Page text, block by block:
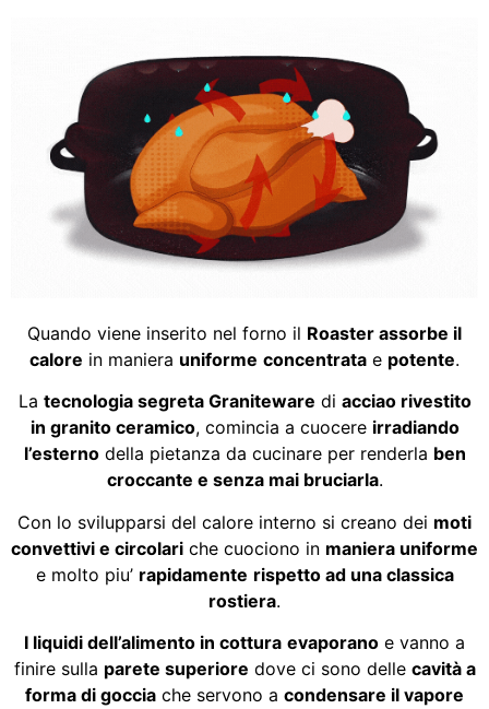
Quando viene inserito nel forno il Roaster assorbe il
calore in maniera uniforme concentrata e potente.
La tecnologia segreta Graniteware di acciao rivestito
in granito ceramico, comincia a cuocere irradiando
l’esternodella pietanza da cucinare per renderla ben
croccante e senza mai bruciarla.
Con lo svilupparsi del calore interno si creano dei moti
convettivi e circolari che cuociono in maniera uniforme
e molto piu’ rapidamente rispetto ad una classica
rostiera.
I liquidi dell’alimento in cottura evaporano e vanno a
finire sulla parete superiore dove ci sono delle cavità a
forma di goccia che servono a condensare il vapore